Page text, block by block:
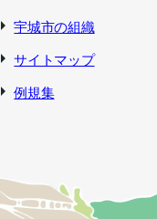
宇城市の組織
サイトマップ
例規集